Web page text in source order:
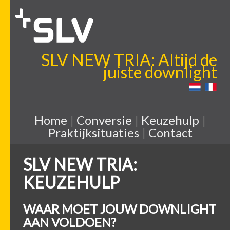
SLV NEW TRIA: Altijd de
juiste downlight
Home | Conversie | Keuzehulp |
Praktijksituaties| Contact
SLV NEW TRIA:
KEUZEHULP
WAAR MOET JOUW DOWNLIGHT
AAN VOLDOEN?